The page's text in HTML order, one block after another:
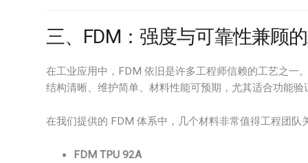
三、FDM：强度与可靠性兼顾
在工业应用中，FDM 依旧是许多工程师信赖的工艺之一
结构清晰、维护简单、材料性能可预期，尤其适合功能验
在我们提供的 FDM 体系中，几个材料非常值得工程团队
FDM TPU 92A